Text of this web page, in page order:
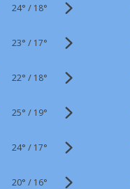
24° / 18°
23° / 17°
22° / 18°
25° / 19°
24° / 17°
20° / 16°